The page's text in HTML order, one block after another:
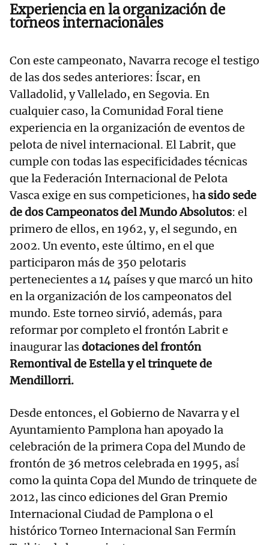
Experiencia en la organización de
torneos internacionales
Con este campeonato, Navarra recoge el testigo
de las dos sedes anteriores: Íscar, en
Valladolid, y Vallelado, en Segovia. En
cualquier caso, la Comunidad Foral tiene
experiencia en la organización de eventos de
pelota de nivel internacional. El Labrit, que
cumple con todas las especificidades técnicas
que la Federación Internacional de Pelota
Vasca exige en sus competiciones, ha sido sede
de dos Campeonatos del Mundo Absolutos: el
primero de ellos, en 1962, y, el segundo, en
2002. Un evento, este último, en el que
participaron más de 350 pelotaris
pertenecientes a 14 países y que marcó un hito
en la organización de los campeonatos del
mundo. Este torneo sirvió, además, para
reformar por completo el frontón Labrit e
inaugurar lasdotaciones del frontón
Remontival de Estella y el trinquete de
Mendillorri.
Desde entonces, el Gobierno de Navarra y el
Ayuntamiento Pamplona han apoyado la
celebración de la primera Copa del Mundo de
frontón de 36 metros celebrada en 1995, así́
como la quinta Copa del Mundo de trinquete de
2012, las cinco ediciones del Gran Premio
Internacional Ciudad de Pamplona o el
histórico Torneo Internacional San Fermín